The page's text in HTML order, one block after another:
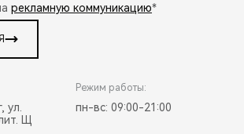
рекламную коммуникацию*
ул.
Щ
Режим работы:
пн-вс: 09:00-21:00